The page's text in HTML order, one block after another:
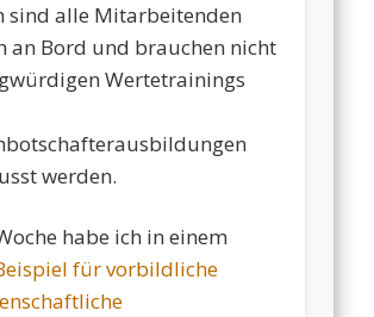
sind alle Mitarbeitenden
an Bord und brauchen nicht
Wertetrainings
werden.
habe ich in einem
für vorbildliche